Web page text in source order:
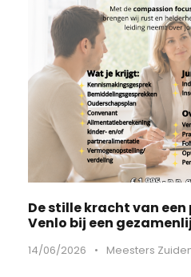
De stille kracht van
Venlo bij een
14/06/2026 • Meesters